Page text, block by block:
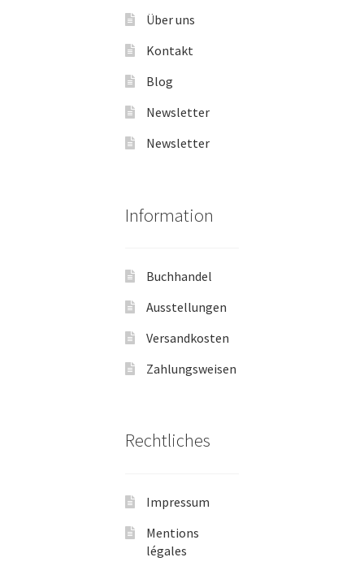
Über uns
Kontakt
Blog
Newsletter
Newsletter
Information
Buchhandel
Ausstellungen
Versandkosten
Zahlungsweisen
Rechtliches
Impressum
Mentions
légales